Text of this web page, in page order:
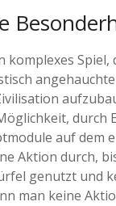
Spiel,
durch
auf dem
Aktion durch,
genutzt und
man keine